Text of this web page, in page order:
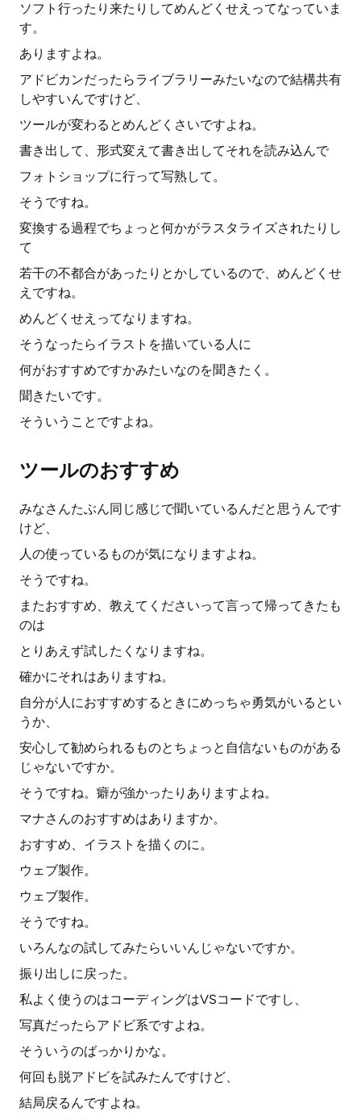
ソフト行ったり来たりしてめんどくせえってなっていま
す。
ありますよね。
アドビカンだったらライブラリーみたいなので結構共有
しやすいんですけど、
ツールが変わるとめんどくさいですよね。
書き出して、形式変えて書き出してそれを読み込んで
フォトショップに行って写熟して。
そうですね。
変換する過程でちょっと何かがラスタライズされたりし
て
若干の不都合があったりとかしているので、めんどくせ
えですね。
めんどくせえってなりますね。
そうなったらイラストを描いている人に
何がおすすめですかみたいなのを聞きたく。
聞きたいです。
そういうことですよね。
ツールのおすすめ
みなさんたぶん同じ感じで聞いているんだと思うんです
けど、
人の使っているものが気になりますよね。
そうですね。
またおすすめ、教えてくださいって言って帰ってきたも
のは
とりあえず試したくなりますね。
確かにそれはありますね。
自分が人におすすめするときにめっちゃ勇気がいるとい
うか、
安心して勧められるものとちょっと自信ないものがある
じゃないですか。
そうですね。癖が強かったりありますよね。
マナさんのおすすめはありますか。
おすすめ、イラストを描くのに。
ウェブ製作。
ウェブ製作。
そうですね。
いろんなの試してみたらいいんじゃないですか。
振り出しに戻った。
私よく使うのはコーディングはVSコードですし、
写真だったらアドビ系ですよね。
そういうのばっかりかな。
何回も脱アドビを試みたんですけど、
結局戻るんですよね。